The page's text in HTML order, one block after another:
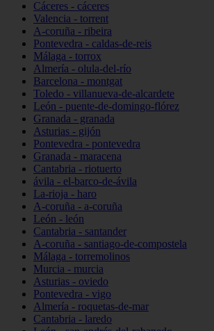
Cáceres - cáceres
Valencia - torrent
A-coruña - ribeira
Pontevedra - caldas-de-reis
Málaga - torrox
Almería - olula-del-río
Barcelona - montgat
Toledo - villanueva-de-alcardete
León - puente-de-domingo-flórez
Granada - granada
Asturias - gijón
Pontevedra - pontevedra
Granada - maracena
Cantabria - riotuerto
ávila - el-barco-de-ávila
La-rioja - haro
A-coruña - a-coruña
León - león
Cantabria - santander
A-coruña - santiago-de-compostela
Málaga - torremolinos
Murcia - murcia
Asturias - oviedo
Pontevedra - vigo
Almería - roquetas-de-mar
Cantabria - laredo